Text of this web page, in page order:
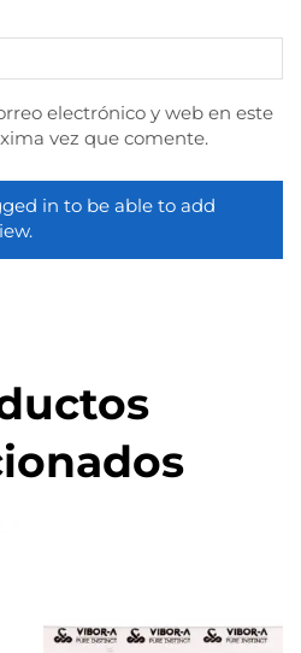
electrónico y web en este
vez que comente.
in to be able to add